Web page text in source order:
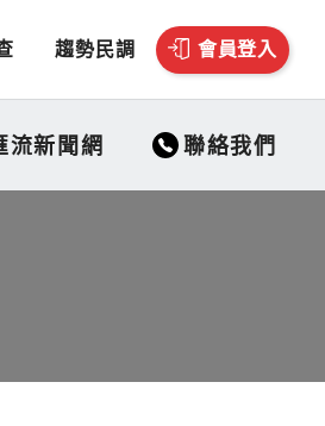
趨勢民調 會員登入
流新聞網 聯絡我們